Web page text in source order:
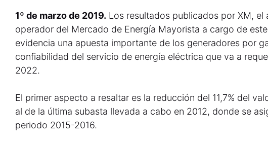
1º de marzo de 2019. Los resultados publicados por XM, el
operador del Mercado de Energía Mayorista a cargo de
evidencia una apuesta importante de los generadores por
confiabilidad del servicio de energía eléctrica que va a
2022.
El primer aspecto a resaltar es la reducción del 11,7% del
al de la última subasta llevada a cabo en 2012, donde se
periodo 2015-2016.